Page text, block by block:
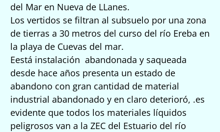
del Mar en Nueva de LLanes.
Los vertidos se filtran al subsuelo por una zona
de tierras a 30 metros del curso del río Ereba en
la playa de Cuevas del mar.
Eestá instalación abandonada y saqueada
desde hace años presenta un estado de
abandono con gran cantidad de material
industrial abandonado y en claro deterioró, .es
evidente que todos los materiales líquidos
peligrosos van a la ZEC del Estuario del río